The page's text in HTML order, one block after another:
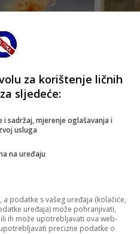
za korištenje ličnih
sljedeće:
sadržaj, mjerenje oglašavanja i
usluga
na uređaju
podatke s vašeg uređaja (kolačiće,
uređaja) može pohranjivati,
ih može upotrebljavati ova web-
precizne podatke o